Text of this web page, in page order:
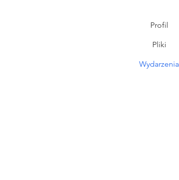
Profil
Pliki
Wydarzenia